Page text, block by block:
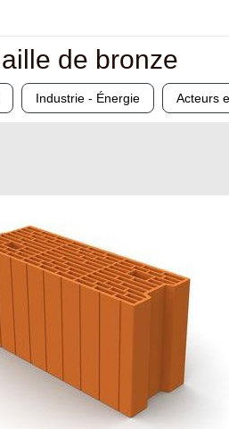
de bronze
Industrie - Énergie Acteurs